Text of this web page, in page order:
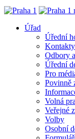
Úřad
Úřední
Odbory
Úřední
Pro
Povinně
Volná
Veřejné
Volby
Osobní